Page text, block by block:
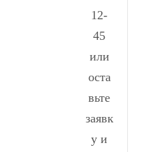
12-
45
или
оста
вьте
заявк
у и